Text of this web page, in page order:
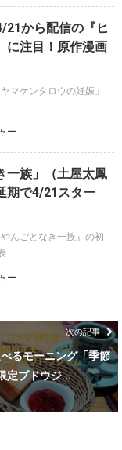
から配信の『ヒ
に注目！原作漫画
マケンタロウの妊娠」
ー
一族」（土屋太鳳
期で4/21スター
んごとなき一族』の初
...
ー
次の記事
るモーニング「季節
定ブドウジ...